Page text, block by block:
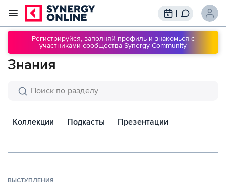
Регистрируйся, заполняй профиль и знакомься с
участниками сообщества Synergy Community
Трансляции
Вебинары
Обучение
Знания
Знания
Коллекции Подкасты Презентации
ВЫСТУПЛЕНИЯ